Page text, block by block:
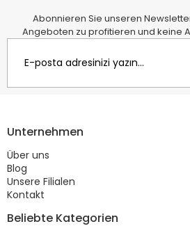
Abonnieren Sie unseren
Angeboten zu profitieren und keine
Unternehmen
Über uns
Blog
Unsere Filialen
Kontakt
Beliebte Kategorien